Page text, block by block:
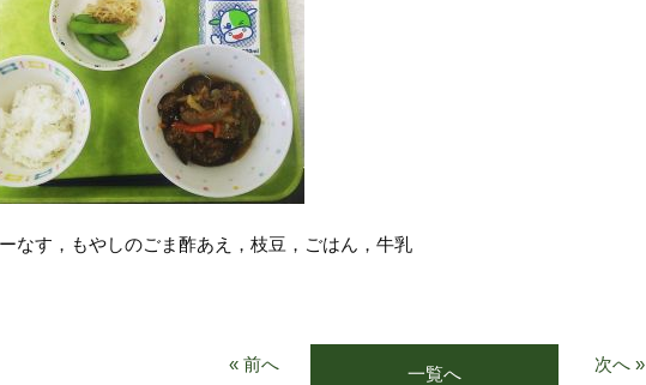
なす，もやしのごま酢あえ，枝豆，ごはん，牛乳
« 前へ 一覧へ 次へ »